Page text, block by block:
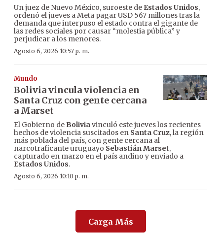
Un juez de Nuevo México, suroeste de Estados Unidos,
ordenó el jueves a Meta pagar USD 567 millones tras la
demanda que interpuso el estado contra el gigante de
las redes sociales por causar “molestia pública” y
perjudicar a los menores.
Agosto 6, 2026 10:57 p. m.
Mundo
Bolivia vincula violencia en
Santa Cruz con gente cercana
a Marset
El Gobierno de Boliviavinculó este jueves los recientes
hechos de violencia suscitados en Santa Cruz, la región
más poblada del país, con gente cercana al
narcotraficante uruguayo Sebastián Marset,
capturado en marzo en el país andino y enviado a
Estados Unidos.
Agosto 6, 2026 10:10 p. m.
Carga Más